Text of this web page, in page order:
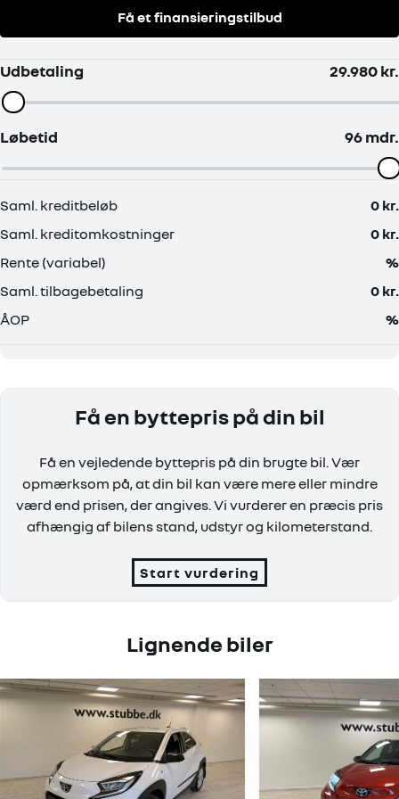
Få en byttepris på din bil
Få en vejledende byttepris på din brugte bil. Vær
opmærksom på, at din bil kan være mere eller mindre
værd end prisen, der angives. Vi vurderer en præcis pris
afhængig af bilens stand, udstyr og kilometerstand.
Start vurdering
Lignende biler